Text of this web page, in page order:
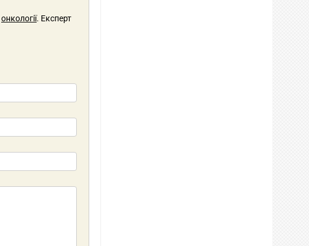
онкології. Експерт